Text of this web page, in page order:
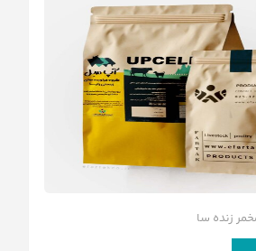
زنده ساکارومایسس سرویزیه